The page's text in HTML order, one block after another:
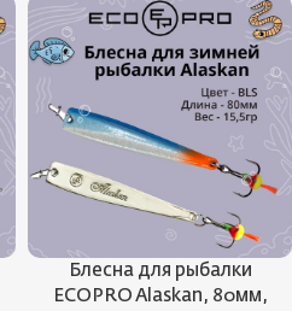
Блесна для рыбалки
ECOPRO Alaskan, 80мм,